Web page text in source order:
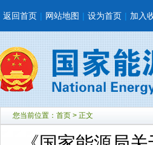
返回首页 | 网站地图 | 设为首页 | 加入
您当前位置： 首页 > 正文